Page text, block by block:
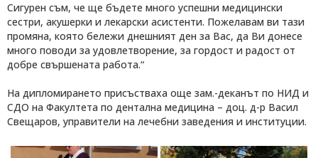
Сигурен съм, че ще бъдете много успешни медицински
сестри, акушерки и лекарски асистенти. Пожелавам ви тази
промяна, която бележи днешният ден за Вас, да Ви донесе
много поводи за удовлетворение, за гордост и радост от
добре свършената работа.“
На дипломирането присъстваха още зам.-деканът по НИД и
СДО на Факултета по дентална медицина – доц. д-р Васил
Свещаров, управители на лечебни заведения и институции.